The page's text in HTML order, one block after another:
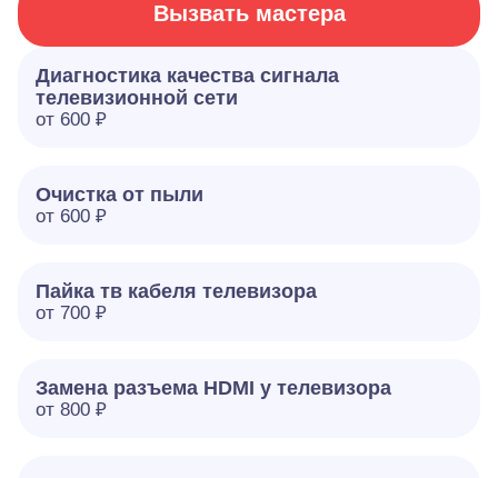
Вызвать мастера
Диагностика качества сигнала
телевизионной сети
от 600 ₽
Очистка от пыли
от 600 ₽
Пайка тв кабеля телевизора
от 700 ₽
Замена разъема HDMI у телевизора
от 800 ₽